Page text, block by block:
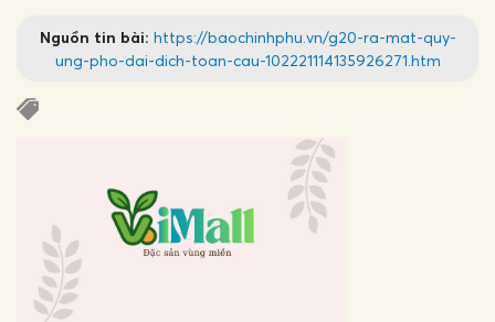
Nguồn tin bài: https://baochinhphu.vn/g20-ra-mat-quy-
ung-pho-dai-dich-toan-cau-102221114135926271.htm